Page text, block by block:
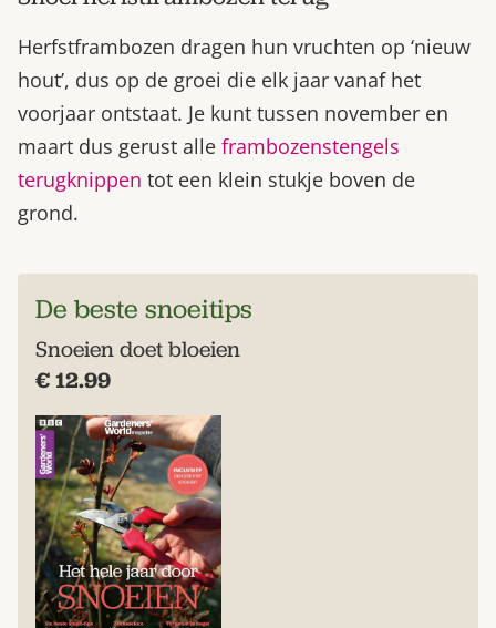
Herfstframbozen dragen hun vruchten op ‘nieuw
hout’, dus op de groei die elk jaar vanaf het
voorjaar ontstaat. Je kunt tussen november en
maart dus gerust alle frambozenstengels
terugknippen tot een klein stukje boven de
grond.
De beste snoeitips
Snoeien doet bloeien
€ 12.99